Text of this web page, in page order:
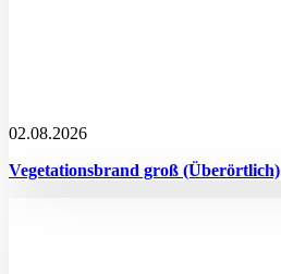
02.08.2026
Vegetationsbrand groß (Überörtlich)